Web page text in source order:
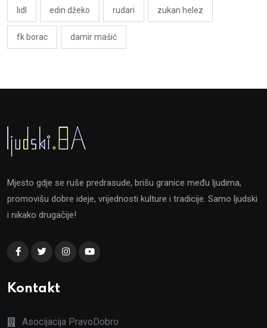
lidl edin džeko rudari zukan helez
fk borac damir mašić
Mjesto gdje se ruše predrasude, brišu granice među ljudima,
promovišu dobre ideje, vrijednosti kulture i tradicije. Samo ljudski
i nikako drugačije!
Kontakt
Asocijacija PravoDobro